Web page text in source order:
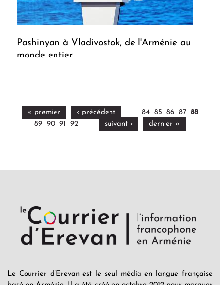
Pashinyan à Vladivostok, de l'Arménie au
monde entier
« premier ‹ précédent 84 85 86 87 88
89 90 91 92 suivant › dernier »
Le Courrier d’Erevan est le seul média en langue française